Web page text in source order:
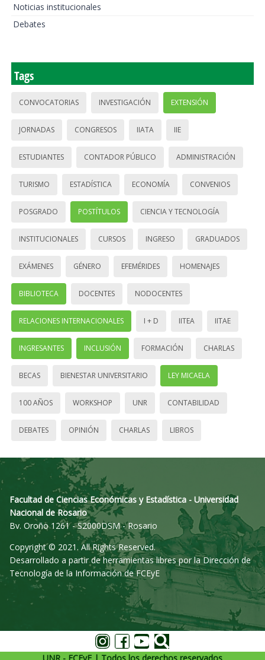
Noticias institucionales
Debates
Tags
CONVOCATORIAS INVESTIGACIÓN EXTENSIÓN
JORNADAS CONGRESOS IIATA IIE
ESTUDIANTES CONTADOR PÚBLICO ADMINISTRACIÓN
TURISMO ESTADÍSTICA ECONOMÍA CONVENIOS
POSGRADO POSTÍTULOS CIENCIA Y TECNOLOGÍA
INSTITUCIONALES CURSOS INGRESO GRADUADOS
EXÁMENES GÉNERO EFEMÉRIDES HOMENAJES
BIBLIOTECA DOCENTES NODOCENTES
RELACIONES INTERNACIONALES I + D IITEA IITAE
INGRESANTES INCLUSIÓN FORMACIÓN CHARLAS
BECAS BIENESTAR UNIVERSITARIO LEY MICAELA
100 AÑOS WORKSHOP UNR CONTABILIDAD
DEBATES OPINIÓN CHARLAS LIBROS
Facultad de Ciencias Económicas y Estadística - Universidad
Nacional de Rosario
Bv. Oroño 1261 - S2000DSM - Rosario
Copyright © 2021. All Rights Reserved.
Desarrollado a partir de herramientas libres por la Dirección de
Tecnología de la Información de FCEyE